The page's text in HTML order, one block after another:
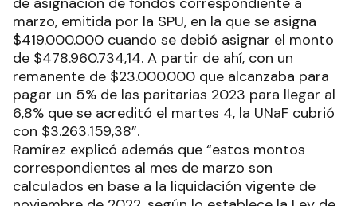
marzo, emitida por la SPU, en la que se asigna
$419.000.000 cuando se debió asignar el monto
de $478.960.734,14. A partir de ahí, con un
remanente de $23.000.000 que alcanzaba para
pagar un 5% de las paritarias 2023 para llegar al
6,8% que se acreditó el martes 4, la UNaF cubrió
con $3.263.159,38”.
Ramírez explicó además que “estos montos
correspondientes al mes de marzo son
calculados en base a la liquidación vigente de